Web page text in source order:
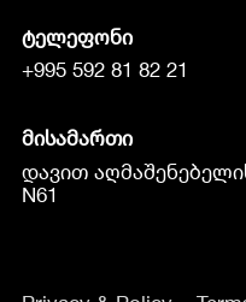
ტელეფონი
+995 592 81 82 21
მისამართი
დავით
N61